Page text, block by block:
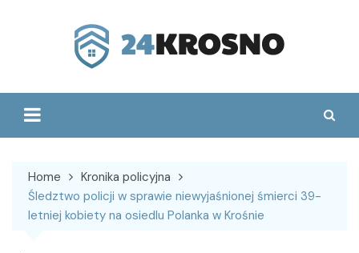
Home
Kronika policyjna
Śledztwo policji w sprawie niewyjaśnionej śmierci 39-
letniej kobiety na osiedlu Polanka w Krośnie